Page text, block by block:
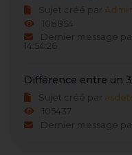
Sujet créé par
108854
Dernier message
14:54:26
Différence entre un
Sujet créé par
105437
Dernier message